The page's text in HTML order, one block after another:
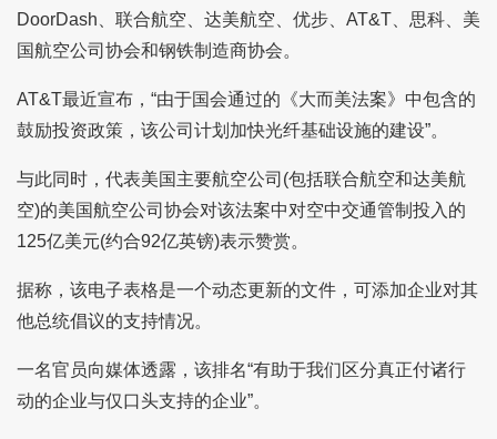
DoorDash、联合航空、达美航空、优步、AT&T、思科、美
国航空公司协会和钢铁制造商协会。
AT&T最近宣布，“由于国会通过的《大而美法案》中包含的
鼓励投资政策，该公司计划加快光纤基础设施的建设”。
与此同时，代表美国主要航空公司(包括联合航空和达美航
空)的美国航空公司协会对该法案中对空中交通管制投入的
125亿美元(约合92亿英镑)表示赞赏。
据称，该电子表格是一个动态更新的文件，可添加企业对其
他总统倡议的支持情况。
一名官员向媒体透露，该排名“有助于我们区分真正付诸行
动的企业与仅口头支持的企业”。